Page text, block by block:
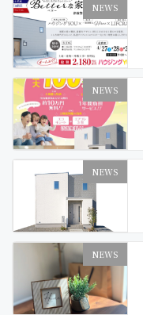
NEWS
NEWS
NEWS
NEWS